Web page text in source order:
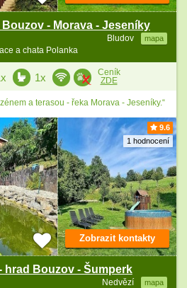
- Morava - Jeseníky
Bludov mapa
a chata Polanka
1x
Ceník
ZDE
a terasou - řeka Morava - Jeseníky.“
9.6
1 hodnocení
hrad Bouzov - Šumperk
Nedvězí mapa
Zobrazit kontakty